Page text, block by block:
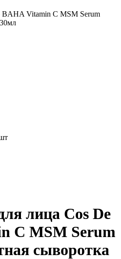
BAHA Vitamin C MSM Serum
лица Cos De
C MSM Serum
сыворотка